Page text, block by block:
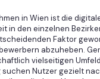
in Wien ist die
in den einzelnen
Faktor
abzuheben.
vielseitigen
suchen Nutzer gezielt